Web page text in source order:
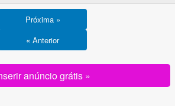
Próxima »
« Anterior
anúncio grátis »